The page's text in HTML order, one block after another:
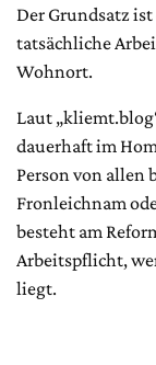
Der Grundsatz
tatsächliche
Wohnort.
Laut
dauerhaft im
Person von allen
Fronleichnam
besteht am
Arbeitspflicht,
liegt.